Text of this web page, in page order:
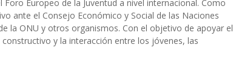
Europeo de la Juventud a nivel internacional. Como
ante el Consejo Económico y Social de las Naciones
la ONU y otros organismos. Con el objetivo de apoyar el
y la interacción entre los jóvenes, las